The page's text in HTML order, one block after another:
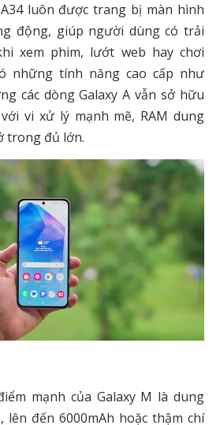
A34 luôn được trang bị màn hình
động, giúp người dùng có trải
xem phim, lướt web hay chơi
những tính năng cao cấp như
các dòng Galaxy A vẫn sở hữu
vi xử lý mạnh mẽ, RAM dung
trong đủ lớn.
mạnh của Galaxy M là dung
đến 6000mAh hoặc thậm chí